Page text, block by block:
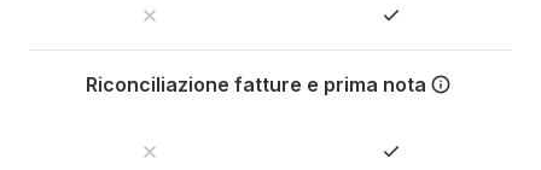
Riconciliazione fatture e prima nota
Con Tot fatture e ricevute si